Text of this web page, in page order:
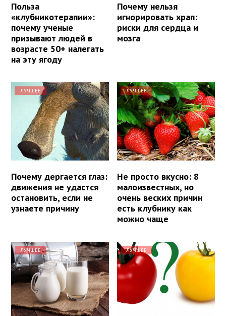
Польза
«клубникотерапии»:
почему ученые
призывают людей в
возрасте 50+ налегать
на эту ягоду
Почему нельзя
игнорировать храп:
риски для сердца и
мозга
ЛУЧШЕЕ
Почему дергается глаз:
движения не удастся
остановить, если не
узнаете причину
ЛУЧШЕЕ
Не просто вкусно: 8
малоизвестных, но
очень веских причин
есть клубнику как
можно чаще
ЛУЧШЕЕ ЛУЧШЕЕ